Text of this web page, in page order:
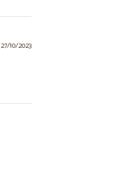
27/10/2023